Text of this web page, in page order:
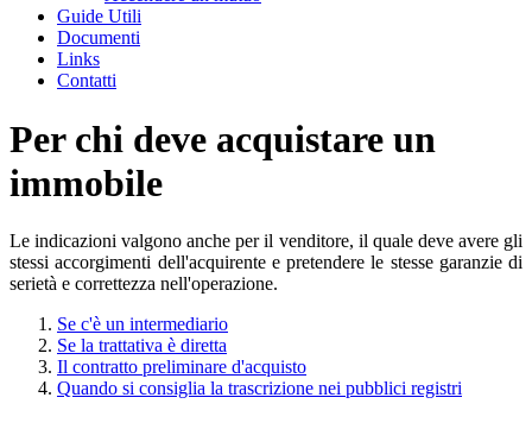
Guide Utili
Documenti
Links
Contatti
Per chi deve acquistare un
immobile
Le indicazioni valgono anche per il venditore, il quale deve avere gli
stessi accorgimenti dell'acquirente e pretendere le stesse garanzie di
serietà e correttezza nell'operazione.
Se c'è un intermediario
Se la trattativa è diretta
Il contratto preliminare d'acquisto
Quando si consiglia la trascrizione nei pubblici registri